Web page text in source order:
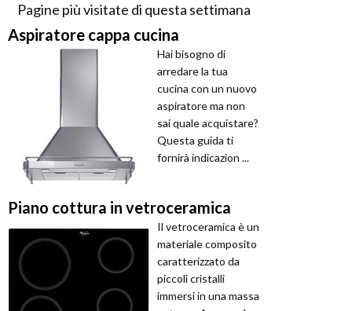
Pagine più visitate di questa settimana
Aspiratore cappa cucina
Hai bisogno di
arredare la tua
cucina con un nuovo
aspiratore ma non
sai quale acquistare?
Questa guida ti
fornirà indicazion ...
Piano cottura in vetroceramica
Il vetroceramica è un
materiale composito
caratterizzato da
piccoli cristalli
immersi in una massa